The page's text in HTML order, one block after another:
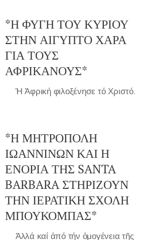
*Η ΦΥΓΗ ΤΟΥ ΚΥΡΙΟΥ
ΣΤΗΝ ΑΙΓΥΠΤΟ ΧΑΡΑ
ΓΙΑ ΤΟΥΣ
ΑΦΡΙΚΑΝΟΥΣ*
🌍Ἡ Ἀφρική φιλοξένησε τό Χριστό.
*Η ΜΗΤΡΟΠΟΛΗ
ΙΩΑΝΝΙΝΩΝ ΚΑΙ Η
ΕΝΟΡΙΑ ΤΗΣ SANTA
BARBARA ΣΤΗΡΙΖΟΥΝ
ΤΗΝ ΙΕΡΑΤΙΚΗ ΣΧΟΛΗ
ΜΠΟΥΚΟΜΠΑΣ*
✍️Ἀλλά καί ἀπό τήν ὁμογένεια τῆς